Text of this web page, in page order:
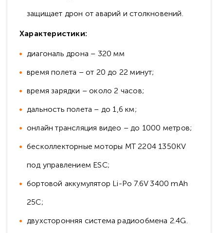
защищает дрон от аварий и столкновений.
Характеристики:
диагональ дрона – 320 мм
время полета – от 20 до 22 минут;
время зарядки – около 2 часов;
дальность полета – до 1,6 км;
онлайн трансляция видео – до 1000 метров;
бесколлекторные моторы MT 2204 1350KV
под управлением ESC;
бортовой аккумулятор Li-Po 7.6V 3400 mAh
25C;
двухсторонняя система радиообмена 2.4G.